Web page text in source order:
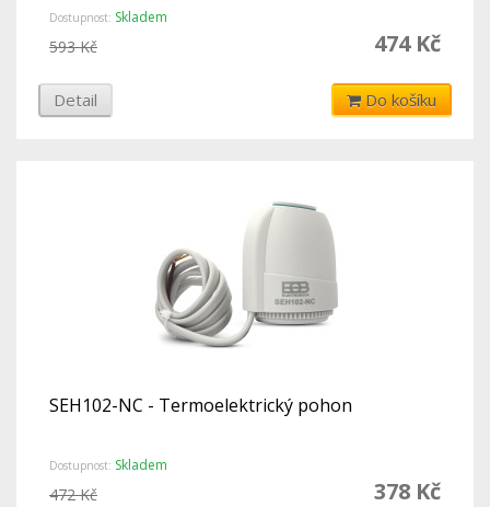
Dostupnost: Skladem
474 Kč
593 Kč
Detail Do košíku
SEH102-NC - Termoelektrický pohon
Dostupnost: Skladem
378 Kč
472 Kč